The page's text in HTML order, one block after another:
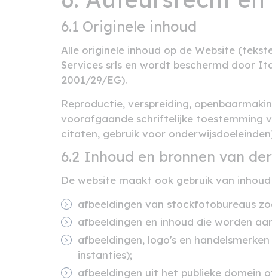
6.1 Originele inhoud
Alle originele inhoud op de Website
Services srls en wordt beschermd door
2001/29/EG).
Reproductie, verspreiding,
voorafgaande schriftelijke toestemming
citaten, gebruik voor
6.2 Inhoud en bronnen van
De website maakt ook gebruik van
afbeeldingen van stockfotobureaus
afbeeldingen en inhoud die worden
afbeeldingen, logo's en
instanties);
afbeeldingen uit het publieke domein